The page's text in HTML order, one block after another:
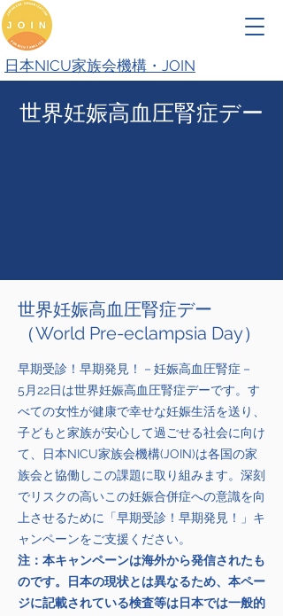
日本NICU家族会機構・JOIN
​世界妊娠高血圧腎症デー
世界妊娠高血圧腎症デー
（World Pre-eclampsia Day）
早期受診！早期発見！－妊娠高血圧腎症－
5月22日は世界妊娠高血圧腎症デーです。す
べての女性が健康で幸せな妊娠生活を送り、
子どもと家族が安心して過ごせる社会に向け
て、日本NICU家族会機構(JOIN)は各国の家
族会と協働しこの課題に取り組みます。深刻
でリスクの高いこの妊娠合併症への意識を向
上させるために「早期受診！早期発見！」キ
ャンペーンをご支援ください。
注：本キャンペーンは海外から発信されたも
のです。日本の現状とは異なるため、本ペー
ジに記載されている検査等は日本では一般的